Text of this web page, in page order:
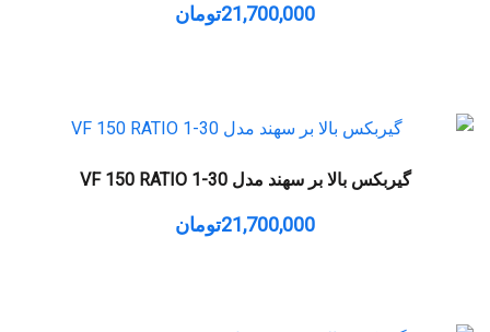
21,700,000تومان
گیربکس بالا بر سهند مدل VF 150 RATIO 1-30
21,700,000تومان